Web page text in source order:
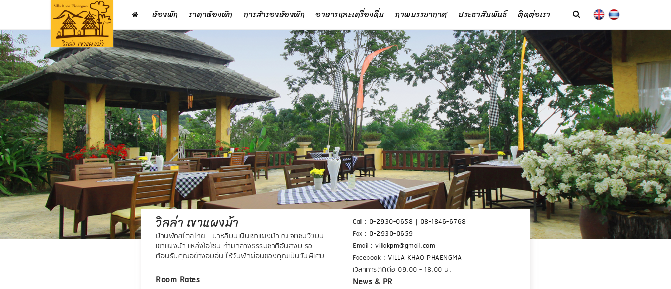
ห้องพัก ราคาห้องพัก การสำรองห้องพัก อาหารและเครื่องดื่ม ภาพบรรยากาศ ประชาสัมพันธ์ ติดต่อเรา
วิลล่า เขาแผงม้า
บ้านพักสไตล์ไทย - บาหลีบนเนินเขาแผงม้า ณ จุดชมวิวบน
เขาแผงม้า แหล่งโอโซน ท่ามกลางธรรมชาติอันสงบ รอ
ต้อนรับคุณอย่างอบอุ่น ให้วันพักผ่อนของคุณเป็นวันพิเศษ
Room Rates
Call : 0-2930-0658 | 08-1846-6768
Fax : 0-2930-0659
Email : villakpm@gmail.com
Facebook : VILLA KHAO PHAENGMA
เวลาการติดต่อ 09.00 - 18.00 น.
News & PR